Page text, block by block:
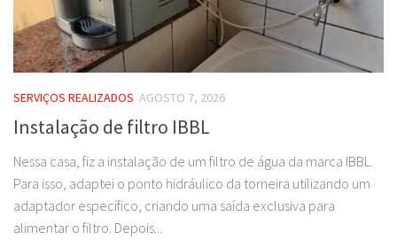
SERVIÇOS REALIZADOS AGOSTO 7, 2026
Instalação de filtro IBBL
Nessa casa, fiz a instalação de um filtro de água da marca IBBL.
Para isso, adaptei o ponto hidráulico da torneira utilizando um
adaptador específico, criando uma saída exclusiva para
alimentar o filtro. Depois...